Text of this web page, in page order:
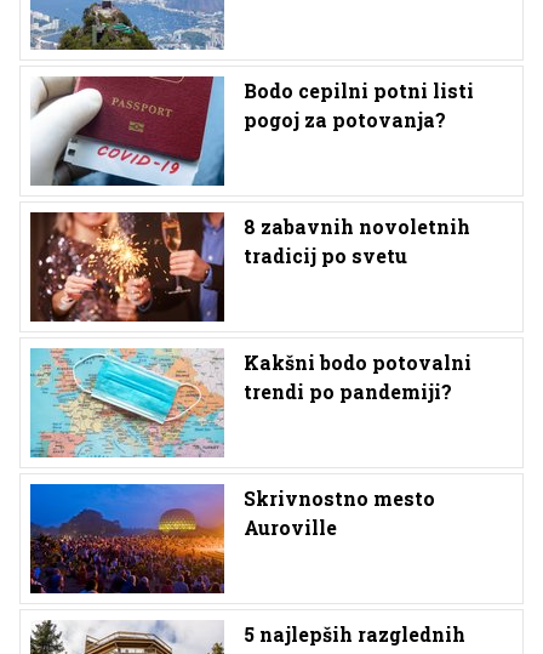
Bodo cepilni potni listi
pogoj za potovanja?
8 zabavnih novoletnih
tradicij po svetu
Kakšni bodo potovalni
trendi po pandemiji?
Skrivnostno mesto
Auroville
5 najlepših razglednih